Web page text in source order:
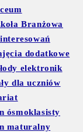
Branżowa
dodatkowe
elektronik
dla uczniów
ósmoklasisty
maturalny